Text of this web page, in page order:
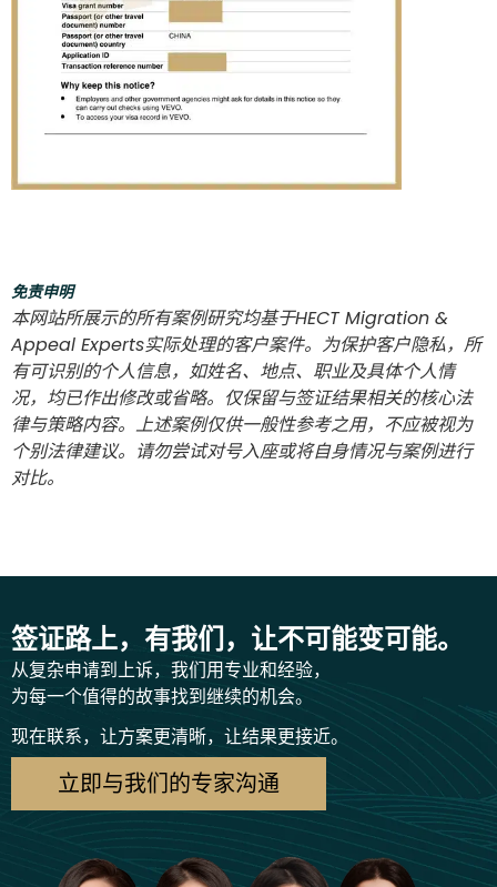
免责申明
本网站所展示的所有案例研究均基于HECT Migration &
Appeal Experts实际处理的客户案件。为保护客户隐私，所
有可识别的个人信息，如姓名、地点、职业及具体个人情
况，均已作出修改或省略。仅保留与签证结果相关的核心法
律与策略内容。上述案例仅供一般性参考之用，不应被视为
个别法律建议。请勿尝试对号入座或将自身情况与案例进行
对比。
签证路上，有我们，让不可能变可能。
从复杂申请到上诉，我们用专业和经验，
为每一个值得的故事找到继续的机会。
现在联系，让方案更清晰，让结果更接近。
立即与我们的专家沟通